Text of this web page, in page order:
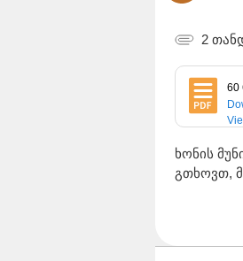
2
60
ხონის
გთხოვთ,